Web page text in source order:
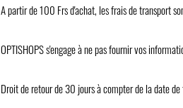
A partir de 100 Frs d'achat, les frais de transport
OPTISHOPS s'engage à ne pas fournir vos
Droit de retour de 30 jours à compter de la date